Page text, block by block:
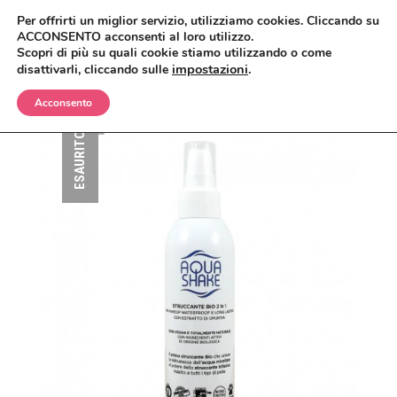
BIMBI
OLII E CREME
DETERGENTI, TONICI E MASCHERE
ESAURITO
Per offrirti un miglior servizio, utilizziamo cookies. Cliccando su
ACCONSENTO acconsenti al loro utilizzo.
Scopri di più su quali cookie stiamo utilizzando o come
disattivarli, cliccando sulle impostazioni.
Acconsento